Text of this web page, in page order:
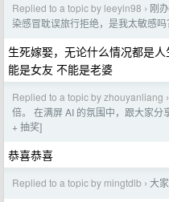
Replied to a topic by leeyin98 › 刚
染感冒耽误旅行拒绝，是我太敏感吗
生死嫁娶，无论什么情况都是
能是女友 不能是老婆
Replied to a topic by zhouyanliang ›
倍。 在满屏 AI 的氛围中，跟大家
+ 抽奖]
恭喜恭喜
Replied to a topic by mingtdlb › 大